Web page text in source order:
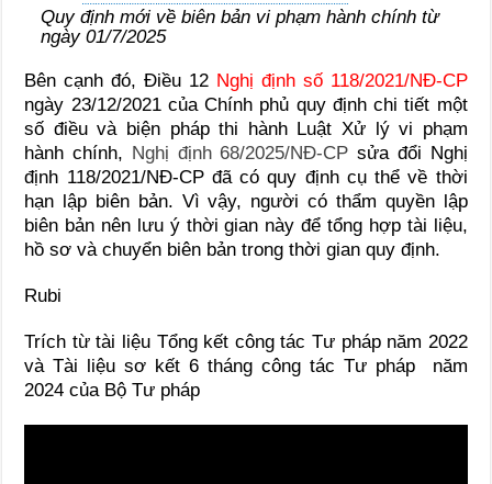
Quy định mới về biên bản vi phạm hành chính từ
ngày 01/7/2025
Bên cạnh đó, Điều 12 Nghị định số 118/2021/NĐ-CP
ngày 23/12/2021 của Chính phủ quy định chi tiết một
số điều và biện pháp thi hành Luật Xử lý vi phạm
hành chính, Nghị định 68/2025/NĐ-CP sửa đổi Nghị
định 118/2021/NĐ-CP đã có quy định cụ thể về thời
hạn lập biên bản. Vì vậy, người có thẩm quyền lập
biên bản nên lưu ý thời gian này để tổng hợp tài liệu,
hồ sơ và chuyển biên bản trong thời gian quy định.
Rubi
Trích từ tài liệu Tổng kết công tác Tư pháp năm 2022
và Tài liệu sơ kết 6 tháng công tác Tư pháp năm
2024 của Bộ Tư pháp